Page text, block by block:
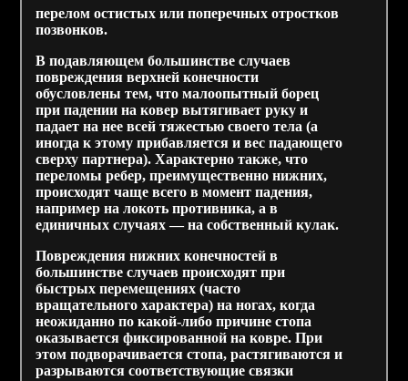
перелом остистых или поперечных отростков
позвонков.
В подавляющем большинстве случаев
повреждения верхней конечности
обусловлены тем, что малоопытный борец
при падении на ковер вытягивает руку и
падает на нее всей тяжестью своего тела (а
иногда к этому прибавляется и вес падающего
сверху партнера). Характерно также, что
переломы ребер, преимущественно нижних,
происходят чаще всего в момент падения,
например на локоть противника, а в
единичных случаях — на собственный кулак.
Повреждения нижних конечностей в
большинстве случаев происходят при
быстрых перемещениях (часто
вращательного характера) на ногах, когда
неожиданно по какой-либо причине стопа
оказывается фиксированной на ковре. При
этом подворачивается стопа, растягиваются и
разрываются соответствующие связки